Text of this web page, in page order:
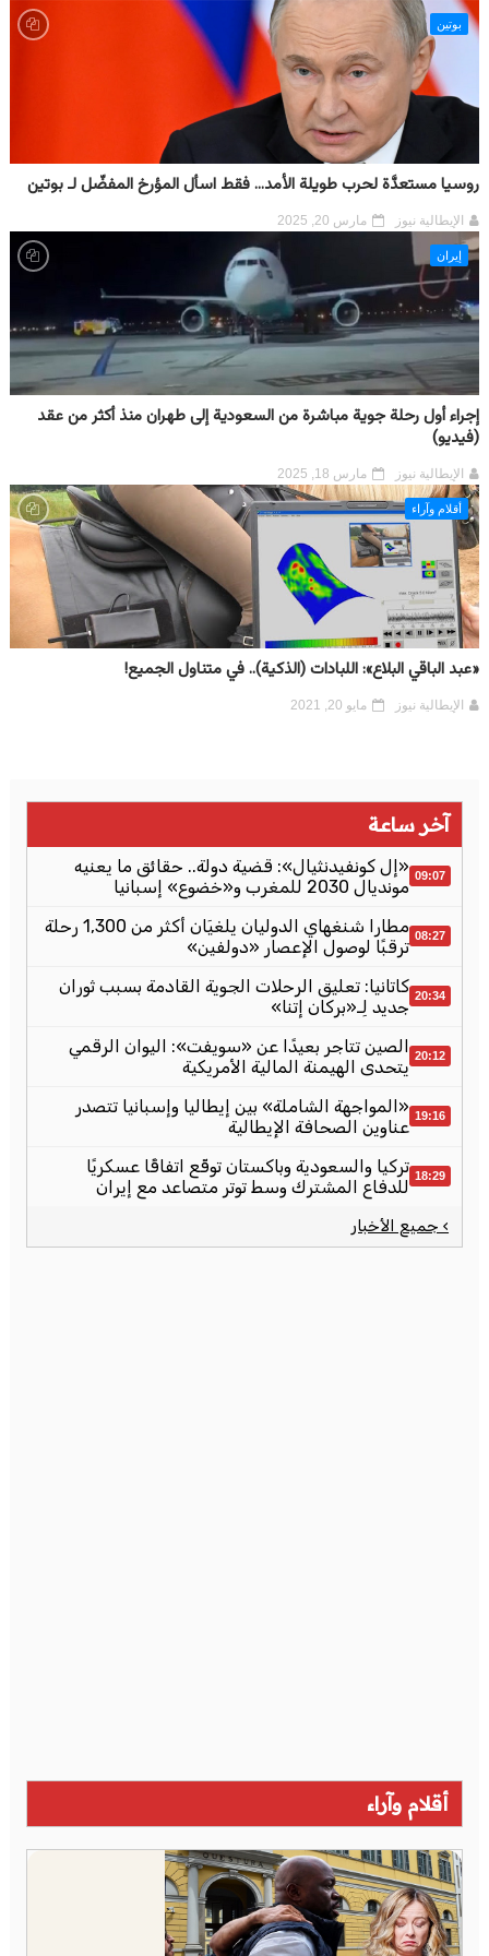
بوتين
روسيا مستعدَّة لحرب طويلة الأمد... فقط اسأل المؤرخ المفضّل لـ بوتين
الإيطالية نيوز مارس 20, 2025
إيران
إجراء أول رحلة جوية مباشرة من السعودية إلى طهران منذ أكثر من عقد
(فيديو)
الإيطالية نيوز مارس 18, 2025
أقلام وآراء
«عبد الباقي البلاع»: اللبادات (الذكية).. في متناول الجميع!
الإيطالية نيوز مايو 20, 2021
آخر ساعة
09:07 «إل كونفيدنثيال»: قضية دولة.. حقائق ما يعنيه
مونديال 2030 للمغرب و«خضوع» إسبانيا
08:27
مطارا شنغهاي الدوليان يلغيَان أكثر من 1,300 رحلة
ترقبًا لوصول الإعصار «دولفين»
20:34 كاتانيا: تعليق الرحلات الجوية القادمة بسبب ثوران
جديد لِـ«بركان إتنا»
20:12 الصين تتاجر بعيدًا عن «سويفت»: اليوان الرقمي
يتحدى الهيمنة المالية الأمريكية
19:16 «المواجهة الشاملة» بين إيطاليا وإسبانيا تتصدر
عناوين الصحافة الإيطالية
18:29 تركيا والسعودية وباكستان توقّع اتفاقًا عسكريًا
للدفاع المشترك وسط توتر متصاعد مع إيران
› جميع الأخبار
أقلام وآراء